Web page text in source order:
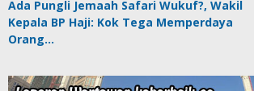
Ada Pungli Jemaah Safari Wukuf?, Wakil
Kepala BP Haji: Kok Tega Memperdaya
Orang…